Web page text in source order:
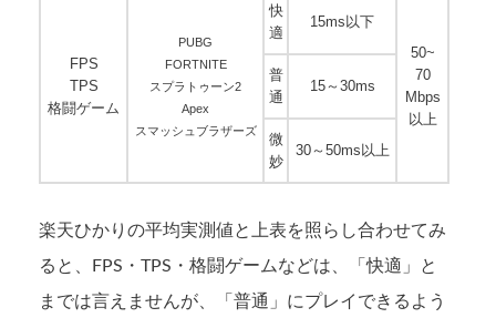
FPS
TPS
格闘ゲーム
PUBG
FORTNITE
スプラトゥーン2
Apex
スマッシュブラザーズ
快
適
15ms以下
50~
70
Mbps
以上
普
通
15～30ms
微
妙
30～50ms以上
楽天ひかりの平均実測値と上表を照らし合わせてみ
ると、FPS・TPS・格闘ゲームなどは、「快適」と
までは言えませんが、「普通」にプレイできるよう